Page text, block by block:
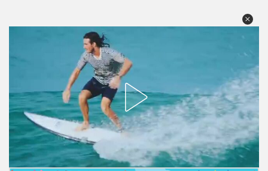
גאווה